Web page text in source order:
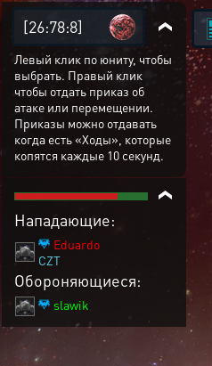
[26:78:8]
Левый клик по юниту, чтобы
выбрать. Правый клик
чтобы отдать приказ об
атаке или перемещении.
Приказы можно отдавать
когда есть «Ходы», которые
копятся каждые 10 секунд.
Нападающие:
Eduardo
CZT
Обороняющиеся:
slawik